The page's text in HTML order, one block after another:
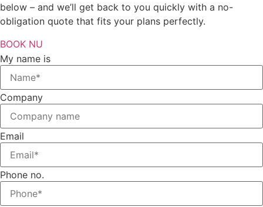
below – and we’ll get back to you quickly with a no-
obligation quote that fits your plans perfectly.
BOOK NU
My name is
Company
Email
Phone no.